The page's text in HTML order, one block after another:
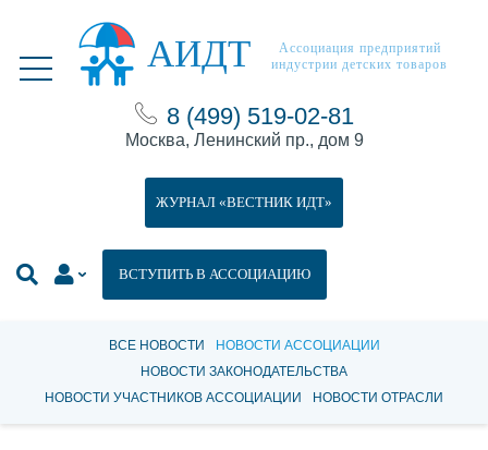
АИДТ
Ассоциация предприятий
индустрии детских товаров
8 (499) 519-02-81
Москва, Ленинский пр., дом 9
ВСТУПИТЬ В АССОЦИАЦИЮ
ЖУРНАЛ «ВЕСТНИК ИДТ»
ВСЕ НОВОСТИ
НОВОСТИ АССОЦИАЦИИ
НОВОСТИ ЗАКОНОДАТЕЛЬСТВА
НОВОСТИ УЧАСТНИКОВ АССОЦИАЦИИ
НОВОСТИ ОТРАСЛИ